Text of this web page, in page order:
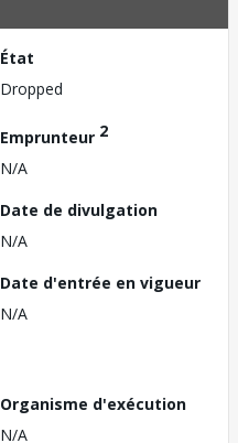
État
Dropped
Emprunteur 2
N/A
Date de divulgation
N/A
Date d'entrée en vigueur
N/A
Organisme d'exécution
N/A